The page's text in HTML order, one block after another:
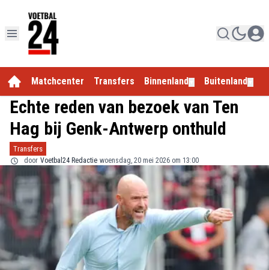
Matchcenter Transfers Binnenland Buitenland
Echte reden van bezoek van Ten
Hag bij Genk-Antwerp onthuld
Transfers
door Voetbal24 Redactie woensdag, 20 mei 2026 om 13:00